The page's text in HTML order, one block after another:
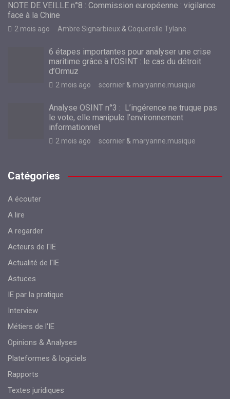
NOTE DE VEILLE n°8 : Commission européenne : vigilance
face à la Chine
2 mois ago Ambre Signarbieux & Coquerelle Tylane
6 étapes importantes pour analyser une crise
maritime grâce à l’OSINT : le cas du détroit
d’Ormuz
2 mois ago scornier & maryanne.musique
Analyse OSINT n°3 : L’ingérence ne truque pas
le vote, elle manipule l’environnement
informationnel
2 mois ago scornier & maryanne.musique
Catégories
A écouter
A lire
A regarder
Acteurs de l'IE
Actualité de l'IE
Astuces
IE par la pratique
Interview
Métiers de l'IE
Opinions & Analyses
Plateformes & logiciels
Rapports
Textes juridiques